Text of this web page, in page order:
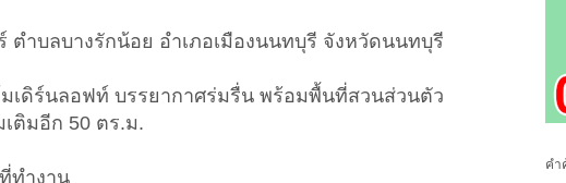
ตำบลบางรักน้อย อำเภอเมืองนนทบุรี จังหวัดนนทบุรี
เดิร์นลอฟท์ บรรยากาศร่มรื่น พร้อมพื้นที่สวนส่วนตัว
ติมอีก 50 ตร.ม.
ทำงาน
คำ